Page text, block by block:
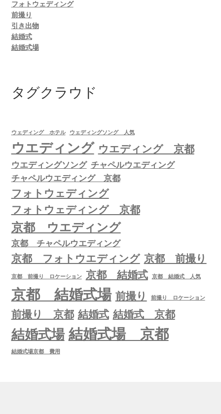
フォトウェディング
前撮り
引き出物
結婚式
結婚式場
タグクラウド
ウェディング ホテル ウェディングソング 人気
ウエディング ウエディング 京都
ウエディングソング チャペルウエディング
チャペルウエディング 京都
フォトウェディング
フォトウェディング 京都
京都 ウエディング
京都 チャペルウエディング
京都 フォトウエディング 京都 前撮り
京都 前撮り ロケーション 京都 結婚式 京都 結婚式 人気
京都 結婚式場 前撮り 前撮り ロケーション
前撮り 京都 結婚式 結婚式 京都
結婚式場 結婚式場 京都
結婚式場京都 費用